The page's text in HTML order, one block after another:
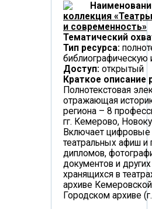
коллекция
и современность»
Тематический
Тип ресурса:
Доступ: открытый
Краткое описание
Полнотекстовая
отражающая
региона – 8
гг. Кемерово,
Включает
театральных афиш и
дипломов,
документов и
хранящихся в
архиве
Городском архиве